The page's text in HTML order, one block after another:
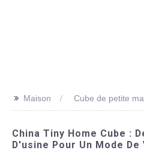
>> Maison Cube de petite
China Tiny Home Cube :
D'usine Pour Un Mode De